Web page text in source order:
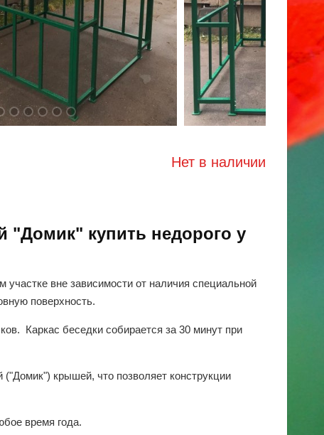
Нет в наличии
"Домик" купить недорого у
вне зависимости от наличия специальной
поверхность.
Каркас беседки собирается за 30 минут при
("Домик") крышей, что позволяет конструкции
время года.